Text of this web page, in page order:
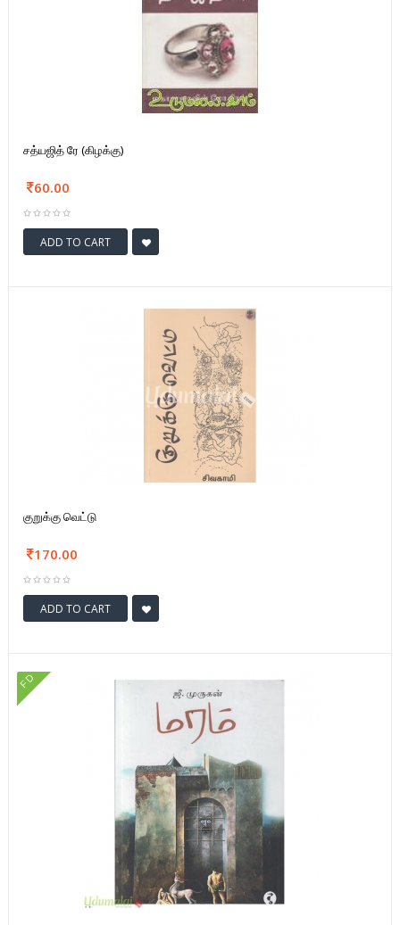
சத்யஜித் ரே (கிழக்கு)
60.00
ADD TO CART
குறுக்கு வெட்டு
170.00
ADD TO CART
FD